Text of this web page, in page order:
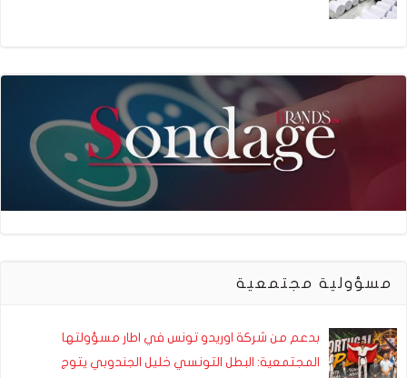
مسؤولية مجتمعية
بدعم من شركة اوريدو تونس في اطار مسؤولتها
المجتمعية: البطل التونسي خليل الجندوبي يتوج